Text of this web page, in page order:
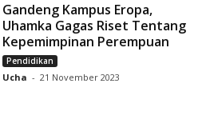
Gandeng Kampus Eropa,
Uhamka Gagas Riset Tentang
Kepemimpinan Perempuan
Pendidikan
Ucha - 21 November 2023